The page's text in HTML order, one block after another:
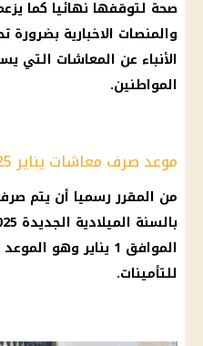
صحة لتوقفها نهائيا كما
والمنصات الاخبارية
الأنباء عن المعاشات التي
المواطنين.
موعد صرف معاشات يناير 2025
من المقرر رسميا أن يتم
الموافق 1 يناير
للتأمينات.